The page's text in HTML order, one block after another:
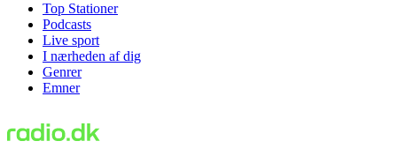
Top Stationer
Podcasts
Live sport
I nærheden af dig
Genrer
Emner